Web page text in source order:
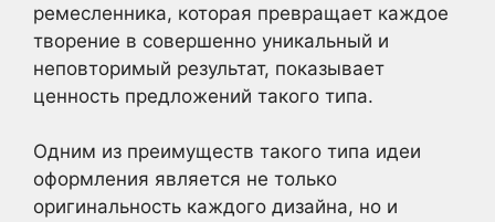
ремесленника, которая превращает каждое
творение в совершенно уникальный и
неповторимый результат, показывает
ценность предложений такого типа.
Одним из преимуществ такого типа идеи
оформления является не только
оригинальность каждого дизайна, но и